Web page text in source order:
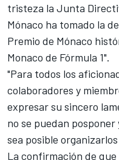
tristeza la Junta
Mónaco ha tomado la
Premio de Mónaco
Monaco de Fórmula 1".
"Para todos los
colaboradores y
expresar su sincero
no se puedan
sea posible
La confirmación de